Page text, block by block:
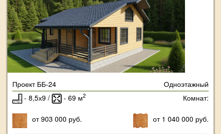
Проект ББ-24
Одноэтажный
- 8,5х9 /
- 69 м2 Комнат:
от 903 000 руб. от 1 040 000 руб.